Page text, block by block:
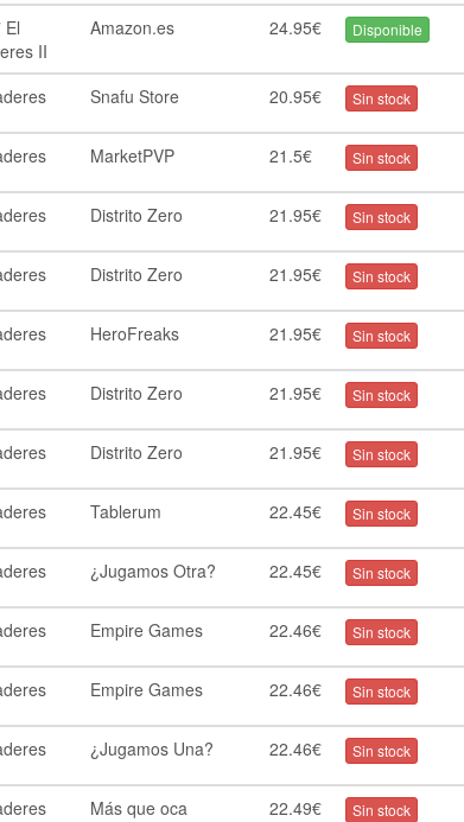
El
II
Amazon.es 24.95€ Disponible
Snafu Store 20.95€ Sin stock
MarketPVP 21.5€ Sin stock
Distrito Zero 21.95€ Sin stock
Distrito Zero 21.95€ Sin stock
HeroFreaks 21.95€ Sin stock
Distrito Zero 21.95€ Sin stock
Distrito Zero 21.95€ Sin stock
Tablerum 22.45€ Sin stock
¿Jugamos Otra? 22.45€ Sin stock
Empire Games 22.46€ Sin stock
Empire Games 22.46€ Sin stock
¿Jugamos Una? 22.46€ Sin stock
Más que oca 22.49€ Sin stock